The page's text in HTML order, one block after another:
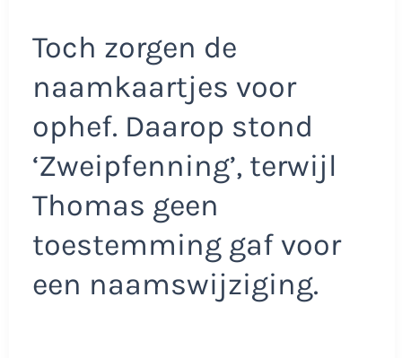
Toch zorgen de
naamkaartjes voor
ophef. Daarop stond
‘Zweipfenning’, terwijl
Thomas geen
toestemming gaf voor
een naamswijziging.